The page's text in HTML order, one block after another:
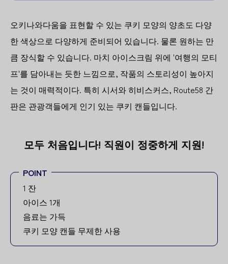
오키나와다움을 표현할 수 있는 쿠키 모양의 양초도 다양
한 색상으로 다양하게 준비되어 있습니다. 물론 원하는 만
큼 장식할 수 있습니다. 마치 아이스크림 위에 '여행의 모티
프'를 담아내는 듯한 느낌으로, 작품의 스토리성이 높아지
는 것이 매력적이다. 특히 시서와 히비스커스, Route58 간
판은 관광객들에게 인기 있는 쿠키 캔들입니다.
모두 처음입니다! 직원이 정중하게 지원!
POINT
1 잔
아이스 1개
음료는 가득
쿠키 모양 캔들 무제한 사용